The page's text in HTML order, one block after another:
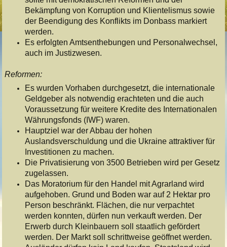
Bekämpfung von Korruption und Klientelismus sowie
der Beendigung des Konflikts im Donbass markiert
werden.
Es erfolgten Amtsenthebungen und Personalwechsel,
auch im Justizwesen.
Reformen:
Es wurden Vorhaben durchgesetzt, die internationale
Geldgeber als notwendig erachteten und die auch
Voraussetzung für weitere Kredite des Internationalen
Währungsfonds (IWF) waren.
Hauptziel war der Abbau der hohen
Auslandsverschuldung und die Ukraine attraktiver für
Investitionen zu machen.
Die Privatisierung von 3500 Betrieben wird per Gesetz
zugelassen.
Das Moratorium für den Handel mit Agrarland wird
aufgehoben. Grund und Boden war auf 2 Hektar pro
Person beschränkt. Flächen, die nur verpachtet
werden konnten, dürfen nun verkauft werden. Der
Erwerb durch Kleinbauern soll staatlich gefördert
werden. Der Markt soll schrittweise geöffnet werden.